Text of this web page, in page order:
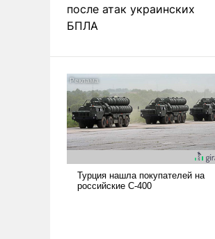
после атак украинских
БПЛА